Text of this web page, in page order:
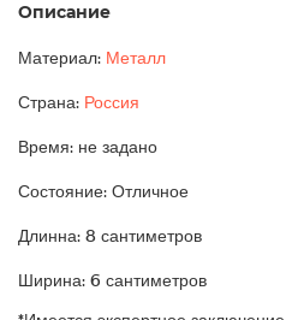
Описание
Материал: Металл
Страна: Россия
Время: не задано
Состояние: Отличное
Длинна: 8 сантиметров
Ширина: 6 сантиметров